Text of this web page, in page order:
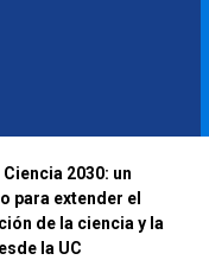
Mi portal UC
2030: un
para extender el
de la ciencia y la
la UC